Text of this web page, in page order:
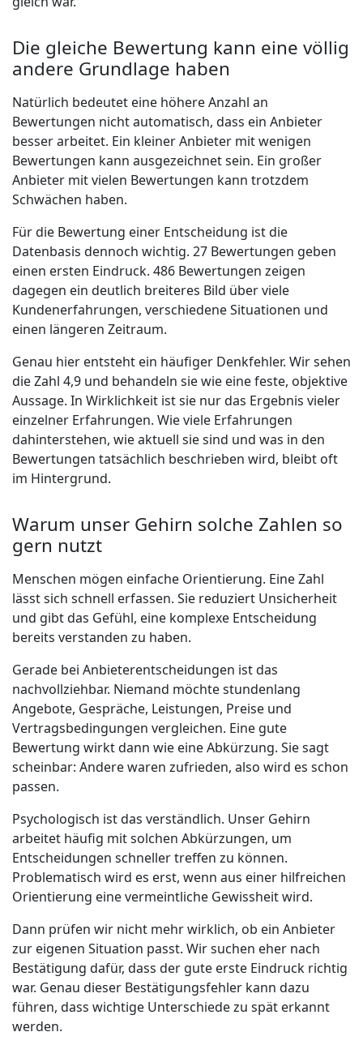
Die gleiche Bewertung kann eine völlig
andere Grundlage haben
Natürlich bedeutet eine höhere Anzahl an
Bewertungen nicht automatisch, dass ein Anbieter
besser arbeitet. Ein kleiner Anbieter mit wenigen
Bewertungen kann ausgezeichnet sein. Ein großer
Anbieter mit vielen Bewertungen kann trotzdem
Schwächen haben.
Für die Bewertung einer Entscheidung ist die
Datenbasis dennoch wichtig. 27 Bewertungen geben
einen ersten Eindruck. 486 Bewertungen zeigen
dagegen ein deutlich breiteres Bild über viele
Kundenerfahrungen, verschiedene Situationen und
einen längeren Zeitraum.
Genau hier entsteht ein häufiger Denkfehler. Wir sehen
die Zahl 4,9 und behandeln sie wie eine feste, objektive
Aussage. In Wirklichkeit ist sie nur das Ergebnis vieler
einzelner Erfahrungen. Wie viele Erfahrungen
dahinterstehen, wie aktuell sie sind und was in den
Bewertungen tatsächlich beschrieben wird, bleibt oft
im Hintergrund.
Warum unser Gehirn solche Zahlen so
gern nutzt
Menschen mögen einfache Orientierung. Eine Zahl
lässt sich schnell erfassen. Sie reduziert Unsicherheit
und gibt das Gefühl, eine komplexe Entscheidung
bereits verstanden zu haben.
Gerade bei Anbieterentscheidungen ist das
nachvollziehbar. Niemand möchte stundenlang
Angebote, Gespräche, Leistungen, Preise und
Vertragsbedingungen vergleichen. Eine gute
Bewertung wirkt dann wie eine Abkürzung. Sie sagt
scheinbar: Andere waren zufrieden, also wird es schon
passen.
Psychologisch ist das verständlich. Unser Gehirn
arbeitet häufig mit solchen Abkürzungen, um
Entscheidungen schneller treffen zu können.
Problematisch wird es erst, wenn aus einer hilfreichen
Orientierung eine vermeintliche Gewissheit wird.
Dann prüfen wir nicht mehr wirklich, ob ein Anbieter
zur eigenen Situation passt. Wir suchen eher nach
Bestätigung dafür, dass der gute erste Eindruck richtig
war. Genau dieser Bestätigungsfehler kann dazu
führen, dass wichtige Unterschiede zu spät erkannt
werden.